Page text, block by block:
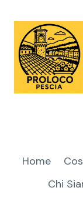
t
o
N
i
Home
Chi